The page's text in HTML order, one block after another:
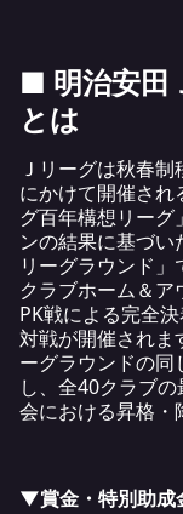
■ 明治安田
とは
Ｊリーグは秋春
にかけて開催され
グ百年構想リー
ンの結果に基づい
リーグラウンド
クラブホーム＆
PK戦による完全
対戦が開催されま
ーグラウンドの
し、全40クラブ
会における昇格・
▼賞金・特別助成